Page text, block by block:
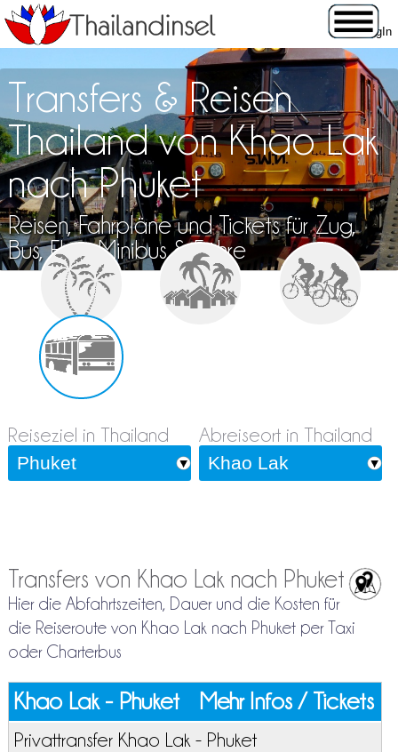
Transfers & Reisen
Thailand von Khao Lak
nach Phuket
Reisen, Fahrpläne und Tickets für Zug,
Bus, Flug, Minibus & Fähre
Reiseziel in Thailand Abreiseort in Thailand
Transfers von Khao Lak nach Phuket
Hier die Abfahrtszeiten, Dauer und die Kosten für
die Reiseroute von Khao Lak nach Phuket per Taxi
oder Charterbus
Khao Lak - Phuket Mehr Infos / Tickets
Privattransfer Khao Lak - Phuket